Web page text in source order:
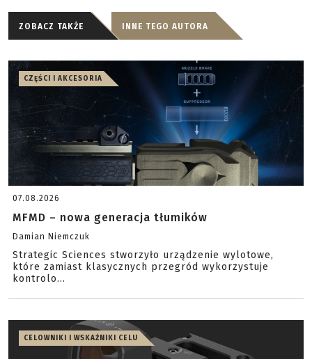
ZOBACZ TAKŻE INNE TEGO AUTORA
CZĘŚCI I AKCESORIA
07.08.2026
MFMD – nowa generacja tłumików
Damian Niemczuk
Strategic Sciences stworzyło urządzenie wylotowe,
które zamiast klasycznych przegród wykorzystuje
kontrolo...
CELOWNIKI I WSKAŹNIKI CELU